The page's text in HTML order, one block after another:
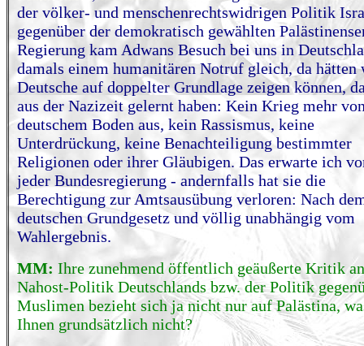
der völker- und menschenrechtswidrigen Politik
gegenüber der demokratisch gewählten
Regierung kam Adwans Besuch bei uns in
damals einem humanitären Notruf gleich, da hätten
Deutsche auf doppelter Grundlage zeigen können,
aus der Nazizeit gelernt haben: Kein Krieg mehr
deutschem Boden aus, kein Rassismus, keine
Unterdrückung, keine Benachteiligung bestimmter
Religionen oder ihrer Gläubigen. Das erwarte ich
jeder Bundesregierung - andernfalls hat sie die
Berechtigung zur Amtsausübung verloren: Nach
deutschen Grundgesetz und völlig unabhängig vom
Wahlergebnis.
MM: Ihre zunehmend öffentlich geäußerte Kritik
Nahost-Politik Deutschlands bzw. der Politik
Muslimen bezieht sich ja nicht nur auf Palästina,
Ihnen grundsätzlich nicht?